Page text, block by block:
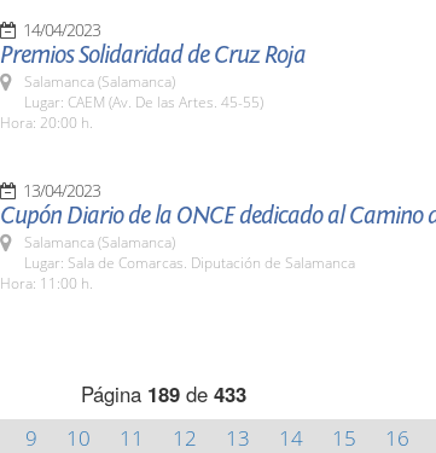
14/04/2023
Premios Solidaridad de Cruz Roja
Salamanca (Salamanca)
Lugar: CAEM (Av. De las Artes. 45-55)
Hora: 20:00 h.
13/04/2023
Cupón Diario de la ONCE dedicado al Camino
Salamanca (Salamanca)
Lugar: Sala de Comarcas. Diputación de Salamanca
Hora: 11:00 h.
Página 189de 433
9 10 11 12 13 14 15 16